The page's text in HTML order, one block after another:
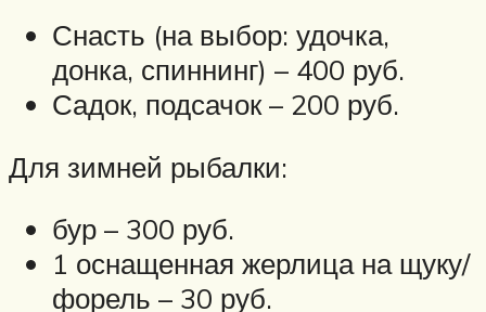
Снасть (на выбор: удочка,
донка, спиннинг) – 400 руб.
Садок, подсачок – 200 руб.
Для зимней рыбалки:
бур – 300 руб.
1 оснащенная жерлица на щуку/
форель – 30 руб.